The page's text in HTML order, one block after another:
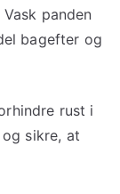
panden
bagefter og
rust i
sikre, at